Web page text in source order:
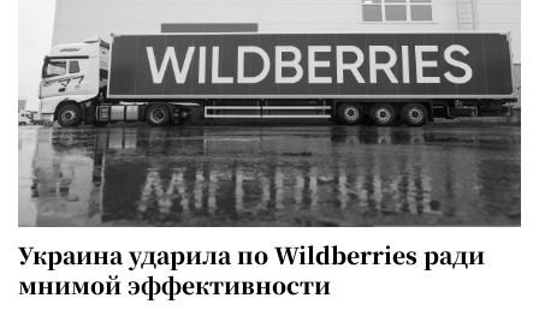
Украина ударила по Wildberries ради
мнимой эффективности